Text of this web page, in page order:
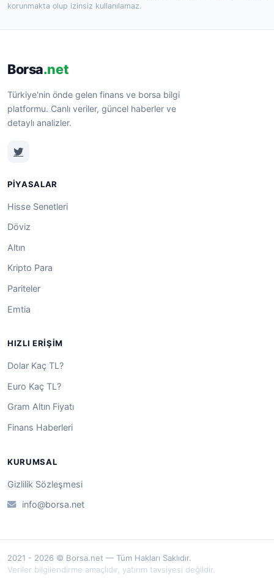
korunmakta olup izinsiz kullanılamaz.
Borsa.net
Türkiye'nin önde gelen finans ve borsa bilgi
platformu. Canlı veriler, güncel haberler ve
detaylı analizler.
PIYASALAR
Hisse Senetleri
Döviz
Altın
Kripto Para
Pariteler
Emtia
HIZLI ERIŞIM
Dolar Kaç TL?
Euro Kaç TL?
Gram Altın Fiyatı
Finans Haberleri
KURUMSAL
Gizlilik Sözleşmesi
info@borsa.net
2021 - 2026 © Borsa.net — Tüm Hakları Saklıdır.
Veriler bilgilendirme amaçlıdır, yatırım tavsiyesi değildir.